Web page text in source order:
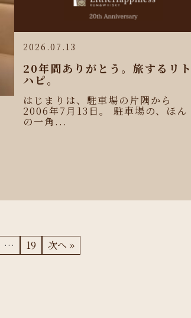
2026.07.13
20年間ありがとう。旅するリト
ハピ。
はじまりは、駐車場の片隅から
2006年7月13日。 駐車場の、ほん
の一角...
… 19 次へ »